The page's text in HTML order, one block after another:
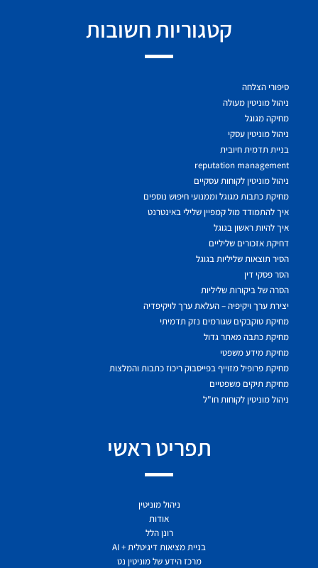
קטגוריות חשובות
סיפורי הצלחה
ניהול מוניטין מעולה
מחיקה מגוגל
ניהול מוניטין עסקי
בניית תדמית חיובית
reputation management
ניהול מוניטין לקוחות עסקיים
מחיקת כתבות מגוגל וממנועי חיפוש נוספים
איך להתמודד מול קמפיין שלילי באינטרנט
איך להיות ראשון בגוגל
דחיקת אזכורים שליליים
הסיר תוצאות שליליות בגוגל
הסר פסקי דין
הסרה של ביקורות שליליות
יצירת ערך ויקיפיה – העלאת ערך לויקיפדיה
מחיקת טוקבקים שגורמים נזק תדמיתי
מחיקת כתבה מאתר גדול
מחיקת מידע משפטי
מחיקת פרופיל מזוייף בפייסבוק ריכוז כתבות והמלצות
מחיקת תיקים משפטיים
ניהול מוניטין לקוחות חו"ל
תפריט ראשי
ניהול מוניטין
אודות
רונן הלל
בניית מציאות דיגיטלית + AI
מרכז הידע של מוניטין נט